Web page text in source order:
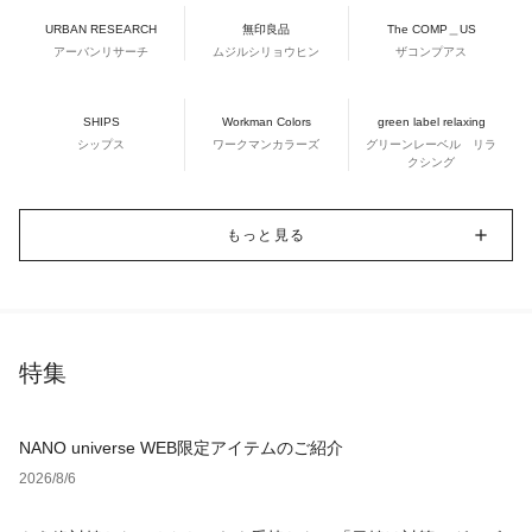
URBAN RESEARCH
アーバンリサーチ
無印良品
ムジルシリョウヒン
The COMP＿US
ザコンプアス
SHIPS
シップス
Workman Colors
ワークマンカラーズ
green label relaxing
グリーンレーベル リラ
クシング
もっと見る
特集
NANO universe WEB限定アイテムのご紹介
2026/8/6